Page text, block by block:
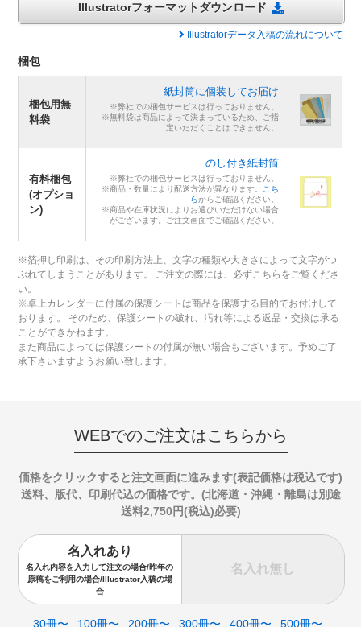
Illustratorフォーマットダウンロード
Illustratorデータ入稿の流れについて
梱包
梱包用無
料袋
紙封筒に個装してお届け
※弊社での梱包サービスは行っておりません。
※無料袋は商品によって決まっているため、ご指
定いただくことはできません。
有料梱包
(オプショ
ン)
のし付き紙封筒
※弊社での梱包サービスは行っておりません。
※商品・数量により配送方法が異なります。
こち
らからご確認ください。
※商品や在庫状況によりお選びいただけない場合
がございます。ご注文画面でご確認ください。
※箔押し印刷は、その印刷方法上、文字の種類や大きさによって文字がつ
ぶれてしまうことがあります。 ご注文の際には、必ずこちらをご覧くださ
い。
※卓上カレンダーに付属の保護シートは商品を保護する目的でお付けして
おります。 そのため、保護シートの破れ、汚れ等による返品・交換は承る
ことができかねます。
また商品によっては保護シートの付属が無い場合もございます。予めご了
承下さいますようお願い致します。
WEBでのご注文はこちらから
価格をクリックすると注文画面に進みます(表記価格は税込です)
送料、版代、印刷代込の価格です。(北海道・沖縄・離島は別途
送料2,750円(税込)必要)
名入れあり
名入れ内容を入力して注文の場合/昨年の
原稿をご利用の場合/Illustrator入稿の場
合
名入れ無し
30冊〜 100冊〜 200冊〜 300冊〜 400冊〜 500冊〜